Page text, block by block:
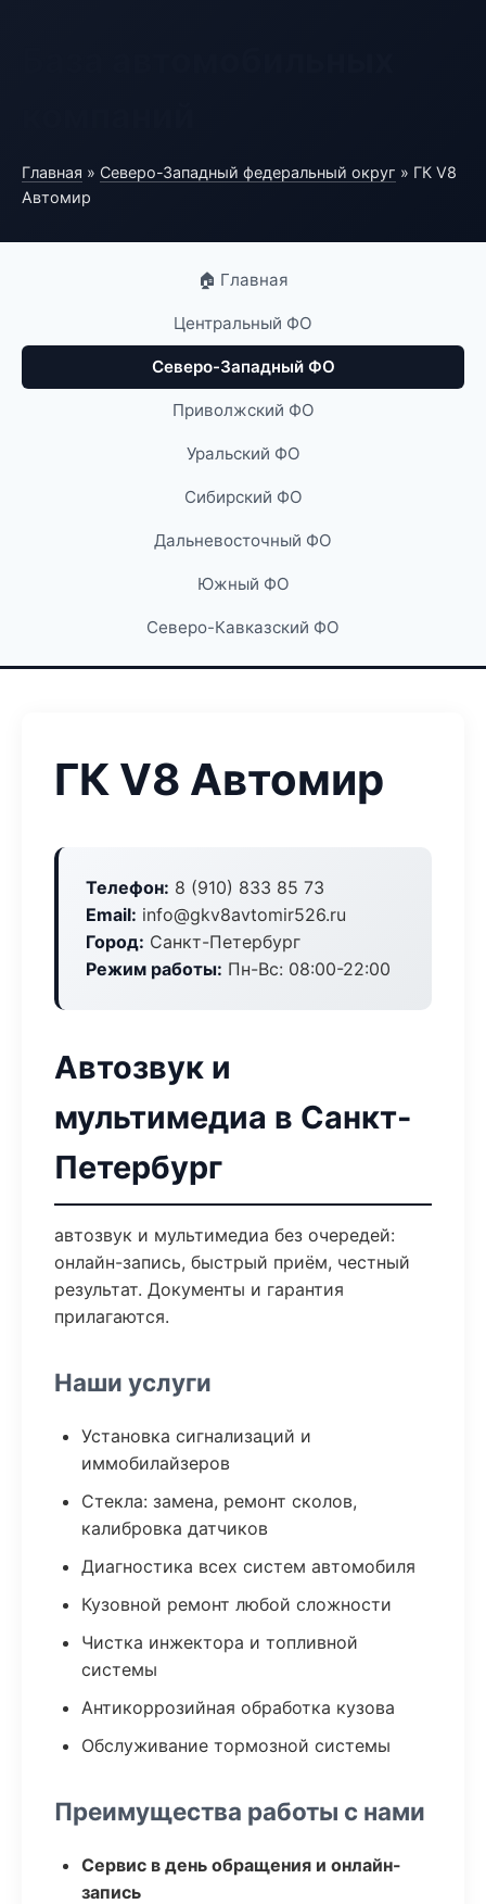
Главная » Северо-Западный федеральный округ » ГК V8
Автомир
🏠 Главная
Центральный ФО
Северо-Западный ФО
Приволжский ФО
Уральский ФО
Сибирский ФО
Дальневосточный ФО
Южный ФО
Северо-Кавказский ФО
ГК V8 Автомир
Телефон: 8 (910) 833 85 73
Email: info@gkv8avtomir526.ru
Город: Санкт-Петербург
Режим работы: Пн-Вс: 08:00-22:00
Автозвук и
мультимедиа в Санкт-
Петербург
автозвук и мультимедиа без очередей:
онлайн-запись, быстрый приём, честный
результат. Документы и гарантия
прилагаются.
Наши услуги
Установка сигнализаций и
иммобилайзеров
Стекла: замена, ремонт сколов,
калибровка датчиков
Диагностика всех систем автомобиля
Кузовной ремонт любой сложности
Чистка инжектора и топливной
системы
Антикоррозийная обработка кузова
Обслуживание тормозной системы
Преимущества работы с нами
Сервис в день обращения и онлайн-
запись